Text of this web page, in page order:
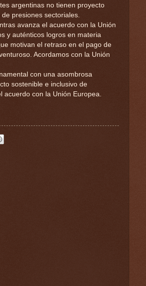
argentinas no tienen proyecto
presiones sectoriales.
avanza el acuerdo con la Unión
y auténticos logros en materia
motivan el retraso en el pago de
Acordamos con la Unión
con una asombrosa
sostenible e inclusivo de
con la Unión Europea.